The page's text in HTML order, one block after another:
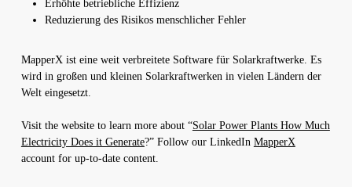
Erhöhte betriebliche Effizienz
Reduzierung des Risikos menschlicher Fehler
MapperX ist eine weit verbreitete Software für Solarkraftwerke. Es
wird in großen und kleinen Solarkraftwerken in vielen Ländern der
Welt eingesetzt.
Visit the website to learn more about “Solar Power Plants How Much
Electricity Does it Generate?” Follow our LinkedIn MapperX
account for up-to-date content.